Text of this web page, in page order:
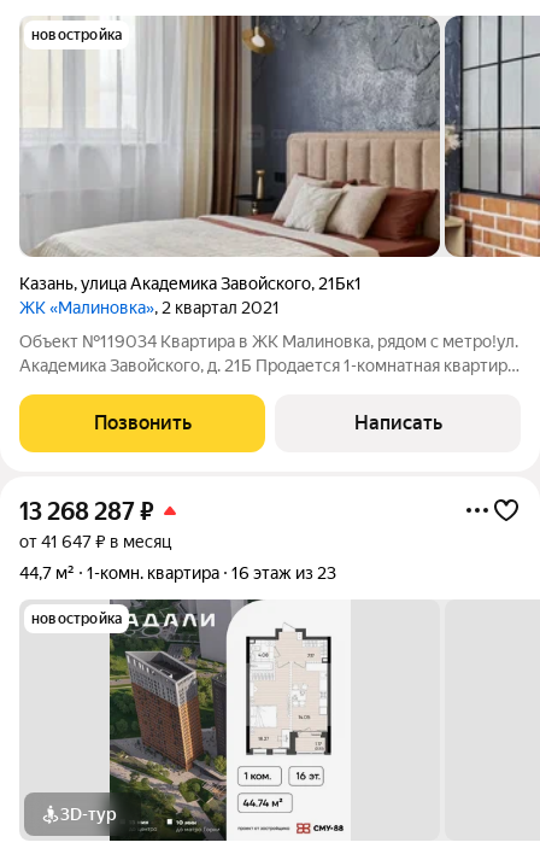
новостройка
Казань,улица Академика Завойского, 21Бк1
ЖК «Малиновка», 2 квартал 2021
Объект №119034 Квартира в ЖК Малиновка, рядом с метро!ул.
Академика Завойского, д. 21Б Продается 1-комнатная квартира
квартире сделан красивый и качественный ремонт. Вся мебель
и техника, которые
Позвонить Написать
13 268 287₽
от 41 647 ₽ в месяц
44,7 м²
1-комн. квартира 16 этаж из 23
новостройка
3D-тур